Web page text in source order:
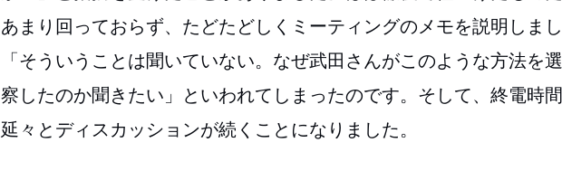
あまり回っておらず、たどたどしくミーティングのメモを説明しまし
「そういうことは聞いていない。なぜ武田さんがこのような方法を
察したのか聞きたい」といわれてしまったのです。そして、終電時
延々とディスカッションが続くことになりました。